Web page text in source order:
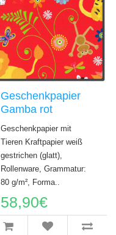
Geschenkpapier
Gamba rot
Geschenkpapier mit
Tieren Kraftpapier weiß
gestrichen (glatt),
Rollenware, Grammatur:
80 g/m², Forma..
58,90€